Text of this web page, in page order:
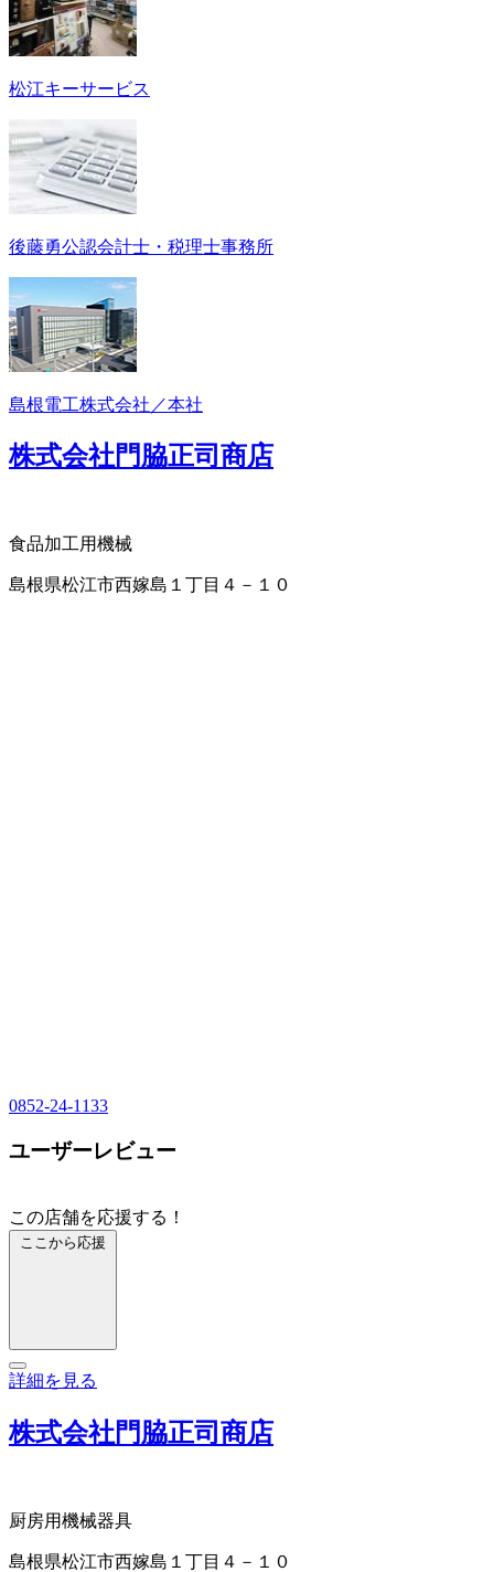
松江キーサービス
後藤勇公認会計士・税理士事務所
島根電工株式会社／本社
株式会社門脇正司商店
食品加工用機械
島根県松江市西嫁島１丁目４－１０
0852-24-1133
ユーザーレビュー
この店舗を応援する！
ここから応援
詳細を見る
株式会社門脇正司商店
厨房用機械器具
島根県松江市西嫁島１丁目４－１０